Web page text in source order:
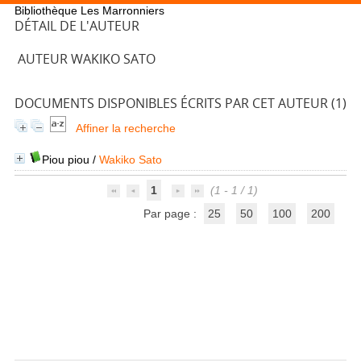
Bibliothèque Les Marronniers
DÉTAIL DE L'AUTEUR
AUTEUR WAKIKO SATO
DOCUMENTS DISPONIBLES ÉCRITS PAR CET AUTEUR (1)
Affiner la recherche
Piou piou / Wakiko Sato
1
(1 - 1 / 1)
Par page :
25 50 100 200